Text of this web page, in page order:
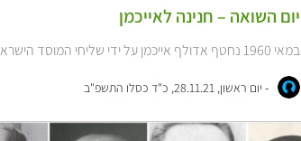
יום השואה – חנינה לאייכמן
במאי 1960 נחטף אדולף אייכמן על ידי שליחי המוסד הישראלי ממקום מחבואו בבואנוס...
- יום ראשון, 28.11.21, כ"ד כסלו התשפ"ב